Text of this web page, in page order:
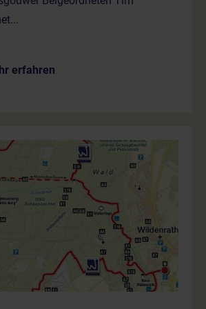
erfahren